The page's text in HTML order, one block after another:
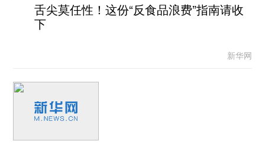
舌尖莫任性！这份“反食品浪费”指南请收
下
新华网